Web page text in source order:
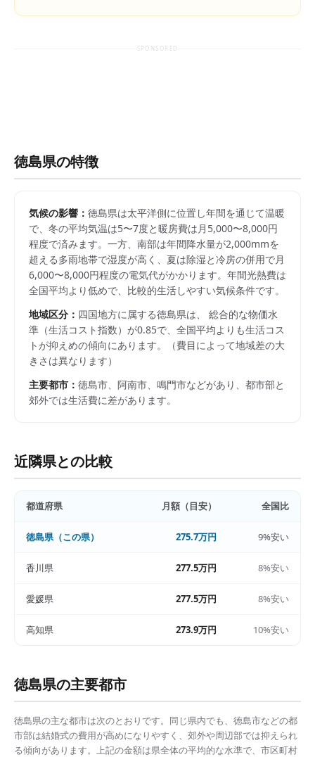
SPONSORED
徳島県の特徴
気候の影響： 徳島県は太平洋側に位置し年間を通じて温暖
で、冬の平均気温は5〜7度と暖房費は月5,000〜8,000円
程度で済みます。一方、南部は年間降水量が2,000mmを
超える多雨地帯で湿度が高く、夏は除湿と冷房の併用で月
6,000〜8,000円程度の電気代がかかります。年間光熱費は
全国平均より低めで、比較的生活しやすい気候条件です。
地域区分： 四国地方に属する徳島県は、 総合的な物価水
準（生活コスト指数）が0.85で、 全国平均よりも生活コス
トが抑えめの傾向にあります。
（費目によって地域差の大
きさは異なります）
主要都市： 徳島市、阿南市、鳴門市などがあり、都市部と
郊外では生活費に差があります。
近隣県との比較
都道府県 月額（目安） 全国比
徳島県（この県） 275.7万円 9%安い
香川県 277.5万円 8%安い
愛媛県 277.5万円 8%安い
高知県 273.9万円 10%安い
徳島県の主要都市
徳島県の主な都市は次のとおりです。同じ県内でも、 徳島市などの都
市部は結婚式の費用が高めになりやすく、郊外や周辺部では抑えられ
る傾向があります。上記の金額は県全体の平均的な水準で、市区町村